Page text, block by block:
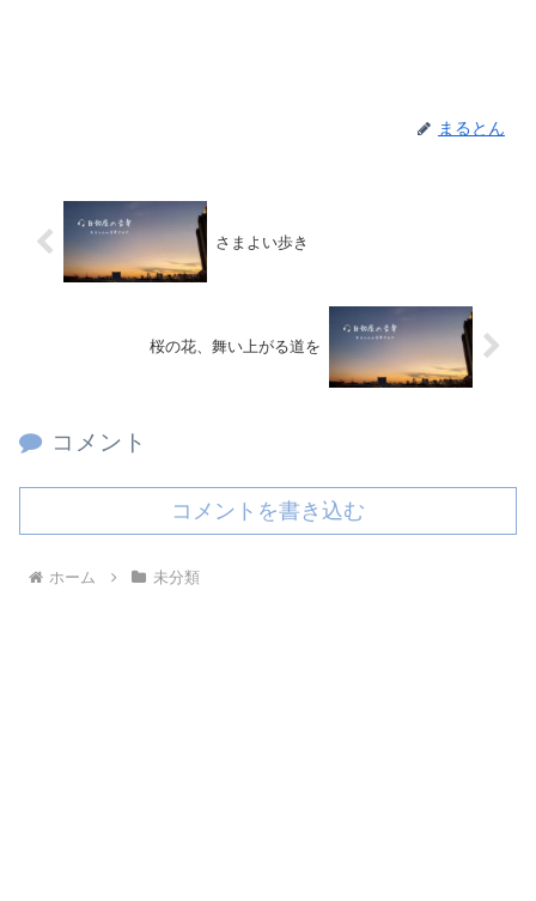
まるとん
さまよい歩き
桜の花、舞い上がる道を
コメント
コメントを書き込む
ホーム 未分類